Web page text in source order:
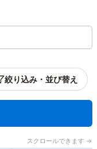
絞り込み・並び替え
スクロールできます →